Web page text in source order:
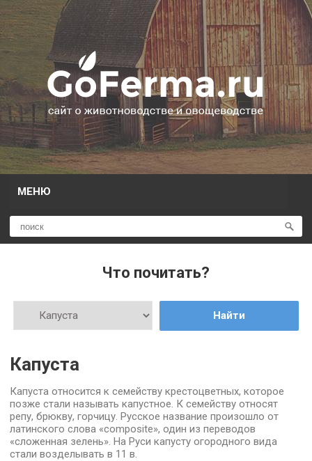
МЕНЮ
Что почитать?
Найти
Капуста
Капуста относится к семейству крестоцветных, которое
позже стали называть капустное. К семейству относят
репу, брюкву, горчицу. Русское название произошло от
латинского слова «composite», один из переводов
«сложенная зелень». На Руси капусту огородного вида
стали возделывать в 11 в.